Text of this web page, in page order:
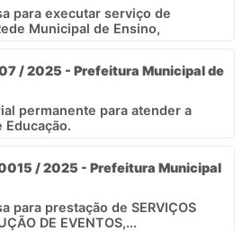
para executar serviço de
Municipal de Ensino,
/ 2025 - Prefeitura Municipal de
permanente para atender a
Educação.
/ 2025 - Prefeitura Municipal
para prestação de SERVIÇOS
DE EVENTOS,...